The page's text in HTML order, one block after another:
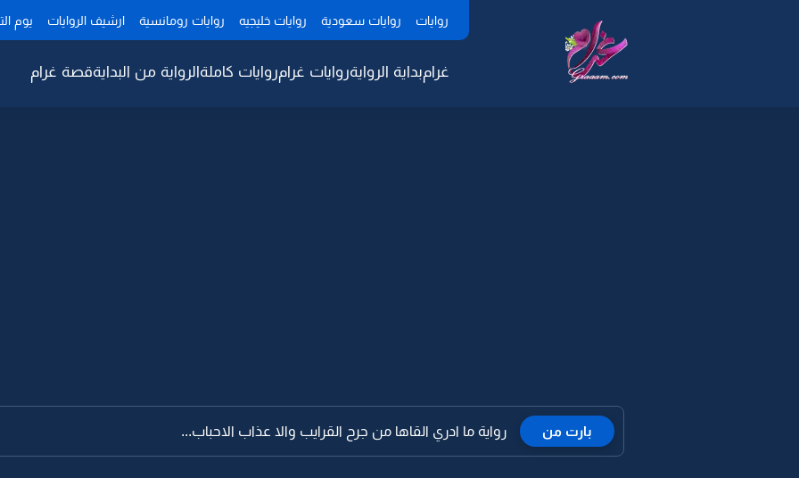
روايات روايات سعودية روايات خليجيه روايات رومانسية ارشيف الروايات يوم
غرامبداية الروايةروايات غرامروايات كاملةالرواية من البدايةقصة غرام
بارت من رواية ما ادري القاها من جرح القرايب والا عذاب الاحباب...